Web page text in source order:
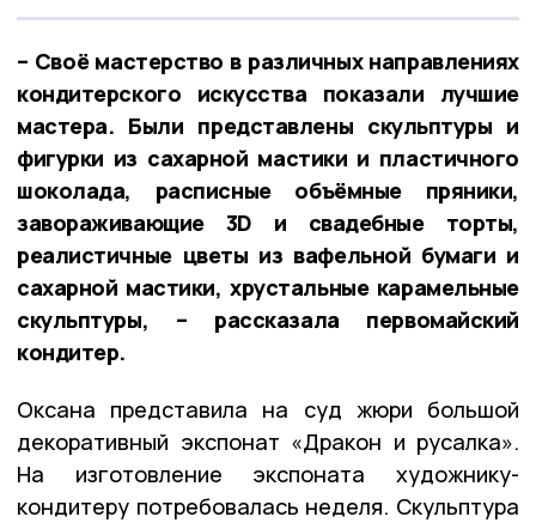
– Своё мастерство в различных направлениях
кондитерского искусства показали лучшие
мастера. Были представлены скульптуры и
фигурки из сахарной мастики и пластичного
шоколада, расписные объёмные пряники,
завораживающие 3D и свадебные торты,
реалистичные цветы из вафельной бумаги и
сахарной мастики, хрустальные карамельные
скульптуры, – рассказала первомайский
кондитер.
Оксана представила на суд жюри большой
декоративный экспонат «Дракон и русалка».
На изготовление экспоната художнику-
кондитеру потребовалась неделя. Скульптура